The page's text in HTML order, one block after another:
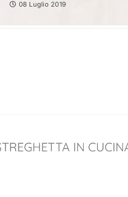
08 Luglio 2019